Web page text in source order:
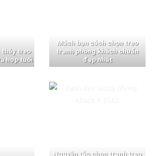
thủy treo
hợp tuổi
Mách bạn cách chọn treo
tranh phòng khách chuẩn
đẹp nhất
Nguyên tắc chọn tranh treo